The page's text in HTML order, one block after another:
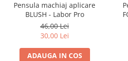
Pensula machiaj aplicare
BLUSH - Labor Pro
46,00 Lei
30,00 Lei
ADAUGA IN COS